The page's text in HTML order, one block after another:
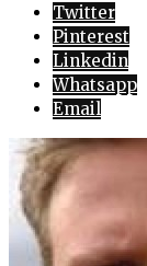
Twitter
Pinterest
Linkedin
Whatsapp
Email